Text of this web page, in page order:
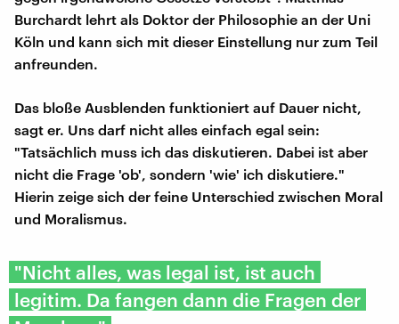
Burchardt lehrt als Doktor der Philosophie an der Uni
Köln und kann sich mit dieser Einstellung nur zum Teil
anfreunden.
Das bloße Ausblenden funktioniert auf Dauer nicht,
sagt er. Uns darf nicht alles einfach egal sein:
"Tatsächlich muss ich das diskutieren. Dabei ist aber
nicht die Frage 'ob', sondern 'wie' ich diskutiere."
Hierin zeige sich der feine Unterschied zwischen Moral
und Moralismus.
"Nicht alles, was legal ist, ist auch
legitim. Da fangen dann die Fragen der